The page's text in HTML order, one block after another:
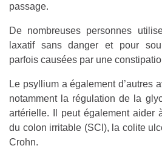
passage.
De nombreuses personnes
laxatif sans danger et pour
parfois causées par une
Le psyllium a également d’autres
notamment la régulation de la
artérielle. Il peut également aider
du colon irritable (SCI), la colite
Crohn.